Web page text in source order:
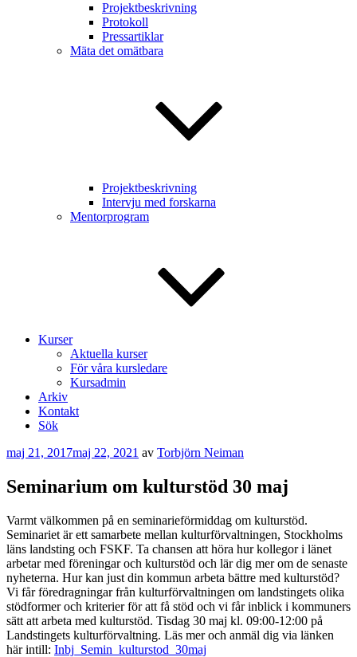
Projektbeskrivning
Protokoll
Pressartiklar
Mäta det omätbara
Projektbeskrivning
Intervju med forskarna
Mentorprogram
Kurser
Aktuella kurser
För våra kursledare
Kursadmin
Arkiv
Kontakt
Sök
Publicerat
maj 21, 2017maj 22, 2021 av Torbjörn Neiman
Seminarium om kulturstöd 30 maj
Varmt välkommen på en seminarieförmiddag om kulturstöd.
Seminariet är ett samarbete mellan kulturförvaltningen, Stockholms
läns landsting och FSKF. Ta chansen att höra hur kollegor i länet
arbetar med föreningar och kulturstöd och lär dig mer om de senaste
nyheterna. Hur kan just din kommun arbeta bättre med kulturstöd?
Vi får föredragningar från kulturförvaltningen om landstingets olika
stödformer och kriterier för att få stöd och vi får inblick i kommuners
sätt att arbeta med kulturstöd. Tisdag 30 maj kl. 09:00-12:00 på
Landstingets kulturförvaltning. Läs mer och anmäl dig via länken
här intill: Inbj_Semin_kulturstod_30maj